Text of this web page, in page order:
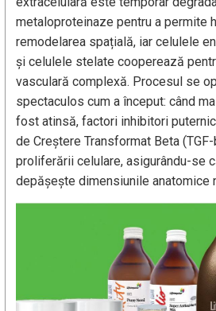
metaloproteinaze pentru a permite
remodelarea spațială, iar celulele
și celulele stelate cooperează
vasculară complexă. Procesul se
spectaculos cum a început: când
fost atinsă, factori inhibitori
de Creștere Transformat Beta
proliferării celulare, asigurându-se
depășește dimensiunile anatomice